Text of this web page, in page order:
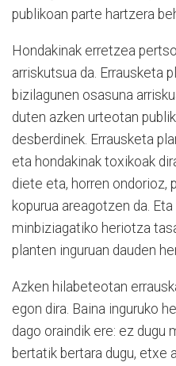
publikoan parte hartzera
Hondakinak erretzea
arriskutsua da. Errausketa
bizilagunen osasuna
duten azken urteotan
desberdinek. Errausketa
eta hondakinak toxikoak
diete eta, horren ondorioz,
kopurua areagotzen da.
minbiziagatiko heriotza
planten inguruan dauden
Azken hilabeteotan
egon dira. Baina inguruko
dago oraindik ere: ez dugu
bertatik bertara dugu, etxe